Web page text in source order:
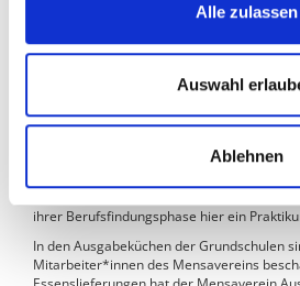
Alle zulassen
Auswahl
Ablehnen
DIE EXPERTEN
Die Arbeit in der Großküche wird von
Konditorinnen, Restaurantfachkräfte,
der Mitarbeiter*innen ist seit etlichen
ihrer Berufsfindungsphase hier ein
In den Ausgabeküchen der Grundschulen
Mitarbeiter*innen des Mensavereins